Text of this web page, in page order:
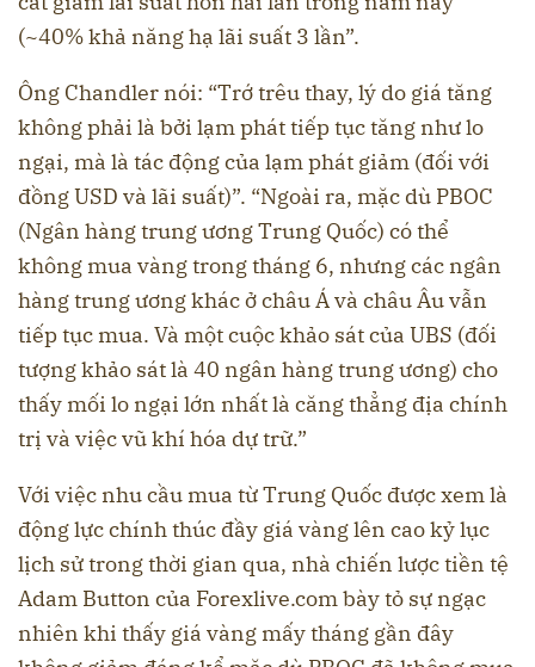
(~40% khả năng hạ lãi suất 3 lần”.
Ông Chandler nói: “Trớ trêu thay, lý do giá tăng
không phải là bởi lạm phát tiếp tục tăng như lo
ngại, mà là tác động của lạm phát giảm (đối với
đồng USD và lãi suất)”. “Ngoài ra, mặc dù PBOC
(Ngân hàng trung ương Trung Quốc) có thể
không mua vàng trong tháng 6, nhưng các ngân
hàng trung ương khác ở châu Á và châu Âu vẫn
tiếp tục mua. Và một cuộc khảo sát của UBS (đối
tượng khảo sát là 40 ngân hàng trung ương) cho
thấy mối lo ngại lớn nhất là căng thẳng địa chính
trị và việc vũ khí hóa dự trữ.”
Với việc nhu cầu mua từ Trung Quốc được xem là
động lực chính thúc đầy giá vàng lên cao kỷ lục
lịch sử trong thời gian qua, nhà chiến lược tiền tệ
Adam Button của Forexlive.com bày tỏ sự ngạc
nhiên khi thấy giá vàng mấy tháng gần đây